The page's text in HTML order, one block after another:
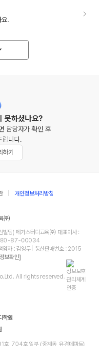
.
못하셨나요?
담당자가 확인 후
립니다.
하기
개인정보처리방침
㈜
딩) 메가스터디교육㈜ 대표이사 :
780-87-00034
자 : 김영무 | 통신판매번호 : 2015-
보확인]
All rights reserved.
학원
, 704호 일부 (중계동, 유경데파트)